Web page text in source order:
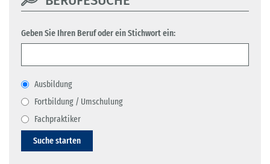
Geben Sie Ihren Beruf oder ein Stichwort ein:
Ausbildung
Fortbildung / Umschulung
Fachpraktiker
Suche starten